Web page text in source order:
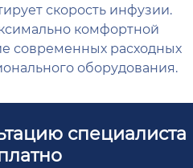
скорость инфузии.
комфортной
современных расходных
оборудования.
специалиста